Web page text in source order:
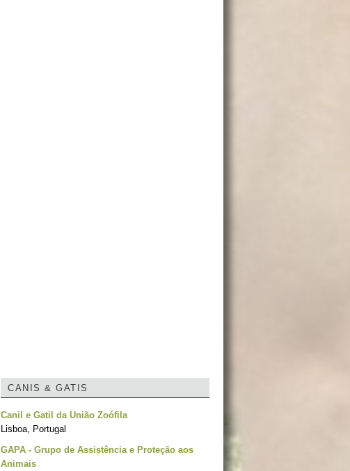
CANIS & GATIS
Canil e Gatil da União Zoófila
Lisboa, Portugal
GAPA - Grupo de Assistência e Proteção aos
Animais